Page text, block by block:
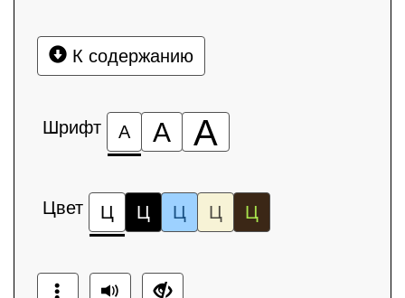
К содержанию
Шрифт А А А
Цвет Ц Ц Ц Ц Ц